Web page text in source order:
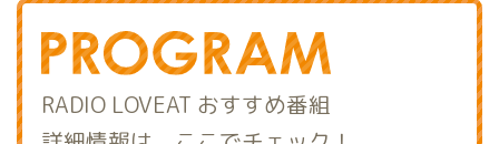
RADIO LOVEAT おすすめ番組